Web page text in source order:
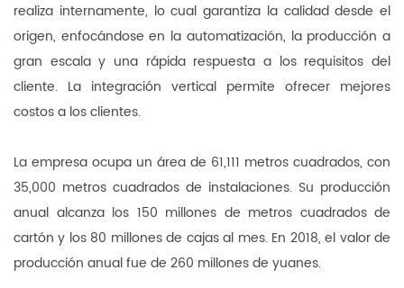
realiza internamente, lo cual garantiza la calidad desde el
origen, enfocándose en la automatización, la producción a
gran escala y una rápida respuesta a los requisitos del
cliente. La integración vertical permite ofrecer mejores
costos a los clientes.
La empresa ocupa un área de 61,111 metros cuadrados, con
35,000 metros cuadrados de instalaciones. Su producción
anual alcanza los 150 millones de metros cuadrados de
cartón y los 80 millones de cajas al mes. En 2018, el valor de
producción anual fue de 260 millones de yuanes.